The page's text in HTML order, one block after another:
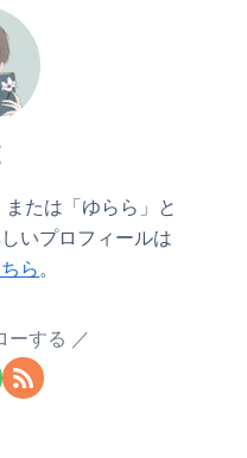
たは「ゆらら」と
いプロフィールは
ら。
ーする